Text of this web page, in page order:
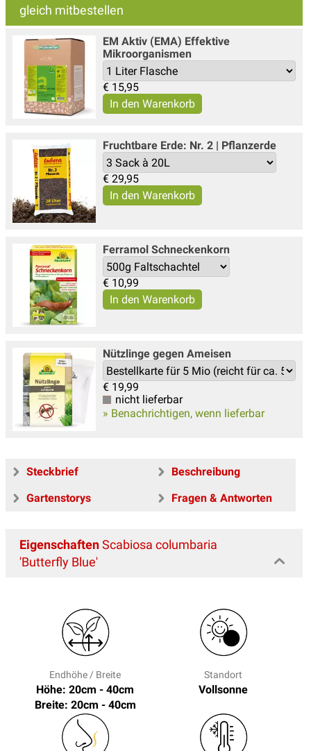
gleich mitbestellen
EM Aktiv (EMA) Effektive
Mikroorganismen
€ 15,95
Fruchtbare Erde: Nr. 2 | Pflanzerde
€ 29,95
Ferramol Schneckenkorn
€ 10,99
Nützlinge gegen Ameisen
€ 19,99
nicht lieferbar
» Benachrichtigen, wenn lieferbar
Steckbrief
Beschreibung
Gartenstorys
Fragen & Antworten
EigenschaftenScabiosa columbaria
'Butterfly Blue'
Endhöhe / Breite
Höhe: 20cm - 40cm
Breite: 20cm - 40cm
Standort
Vollsonne